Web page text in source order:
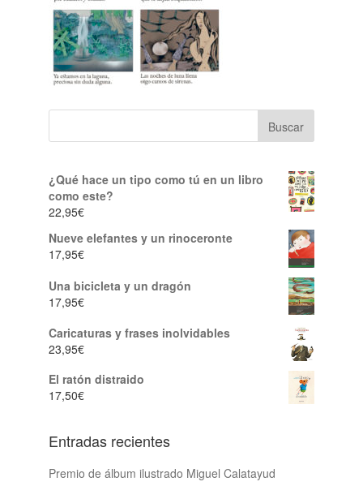
¿Qué hace un tipo como tú en un libro
como este?
22,95€
Nueve elefantes y un rinoceronte
17,95€
Una bicicleta y un dragón
17,95€
Caricaturas y frases inolvidables
23,95€
El ratón distraido
17,50€
Entradas recientes
Premio de álbum ilustrado Miguel Calatayud